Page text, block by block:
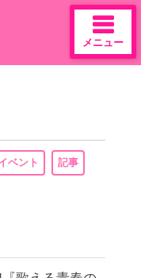
メニュー
ベント 記事